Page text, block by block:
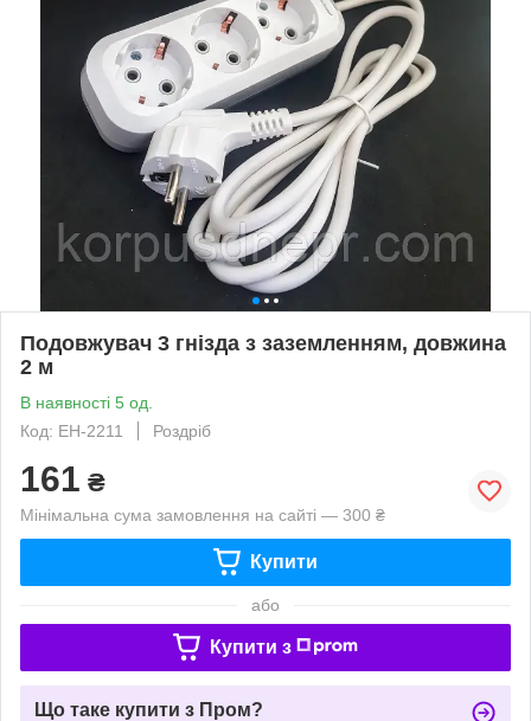
Подовжувач 3 гнізда з заземленням, довжина
2 м
В наявності 5 од.
Код: EH-2211
Роздріб
161 ₴
Мінімальна сума замовлення на сайті — 300 ₴
Купити
або
Купити з
Що таке купити з Пром?